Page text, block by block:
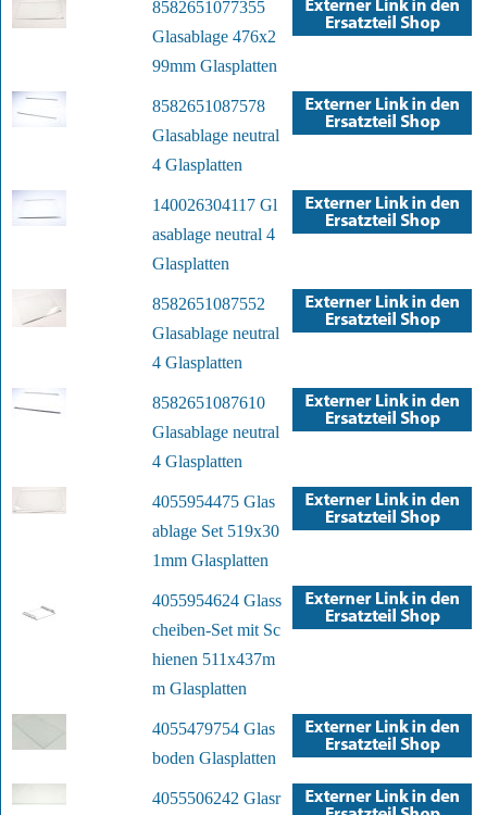
8582651077355
Glasablage 476x2
99mm Glasplatten
8582651087578
Glasablage neutral
4 Glasplatten
140026304117 Gl
asablage neutral 4
Glasplatten
8582651087552
Glasablage neutral
4 Glasplatten
8582651087610
Glasablage neutral
4 Glasplatten
4055954475 Glas
ablage Set 519x30
1mm Glasplatten
4055954624 Glass
cheiben-Set mit Sc
hienen 511x437m
m Glasplatten
4055479754 Glas
boden Glasplatten
4055506242 Glasr